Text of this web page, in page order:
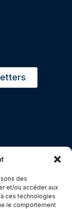
des
et/ou accéder aux
ces technologies
le comportement